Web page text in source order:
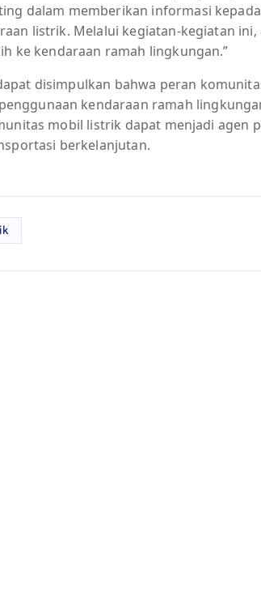
dalam memberikan informasi
listrik. Melalui kegiatan-kegiatan
ke kendaraan ramah lingkungan.”
disimpulkan bahwa peran
kendaraan ramah
mobil listrik dapat menjadi agen
berkelanjutan.